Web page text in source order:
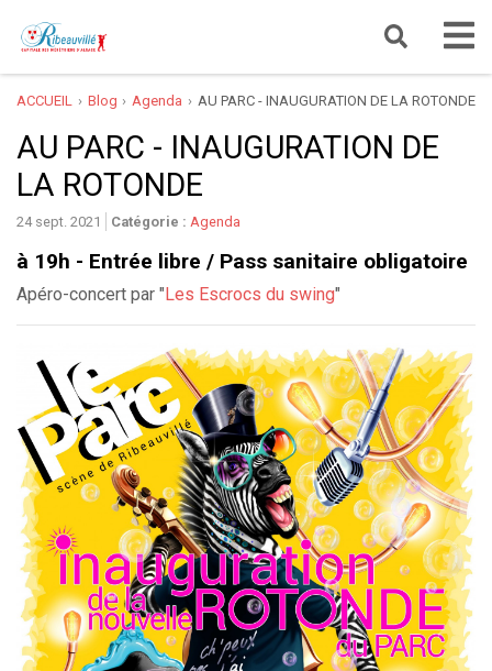
ACCUEIL Blog Agenda AU PARC - INAUGURATION DE LA ROTONDE
AU PARC - INAUGURATION DE
LA ROTONDE
24 sept. 2021 Catégorie : Agenda
à 19h - Entrée libre / Pass sanitaire obligatoire
Apéro-concert par "Les Escrocs du swing"